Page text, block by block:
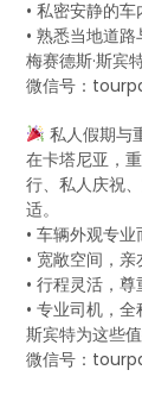
• 私密安静的
• 熟悉当地道
梅赛德斯·斯宾
微信号：
私人假期与
在卡塔尼亚，
行、私人庆祝
适。
• 车辆外观专业
• 宽敞空间，
• 行程灵活，
• 专业司机，
斯宾特为这些
微信号：